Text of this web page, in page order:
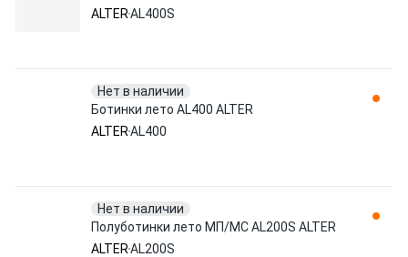
ALTERAL400S
Нет в наличии
Ботинки лето AL400 ALTER
ALTERAL400
Нет в наличии
Полуботинки лето МП/МС AL200S ALTER
ALTERAL200S